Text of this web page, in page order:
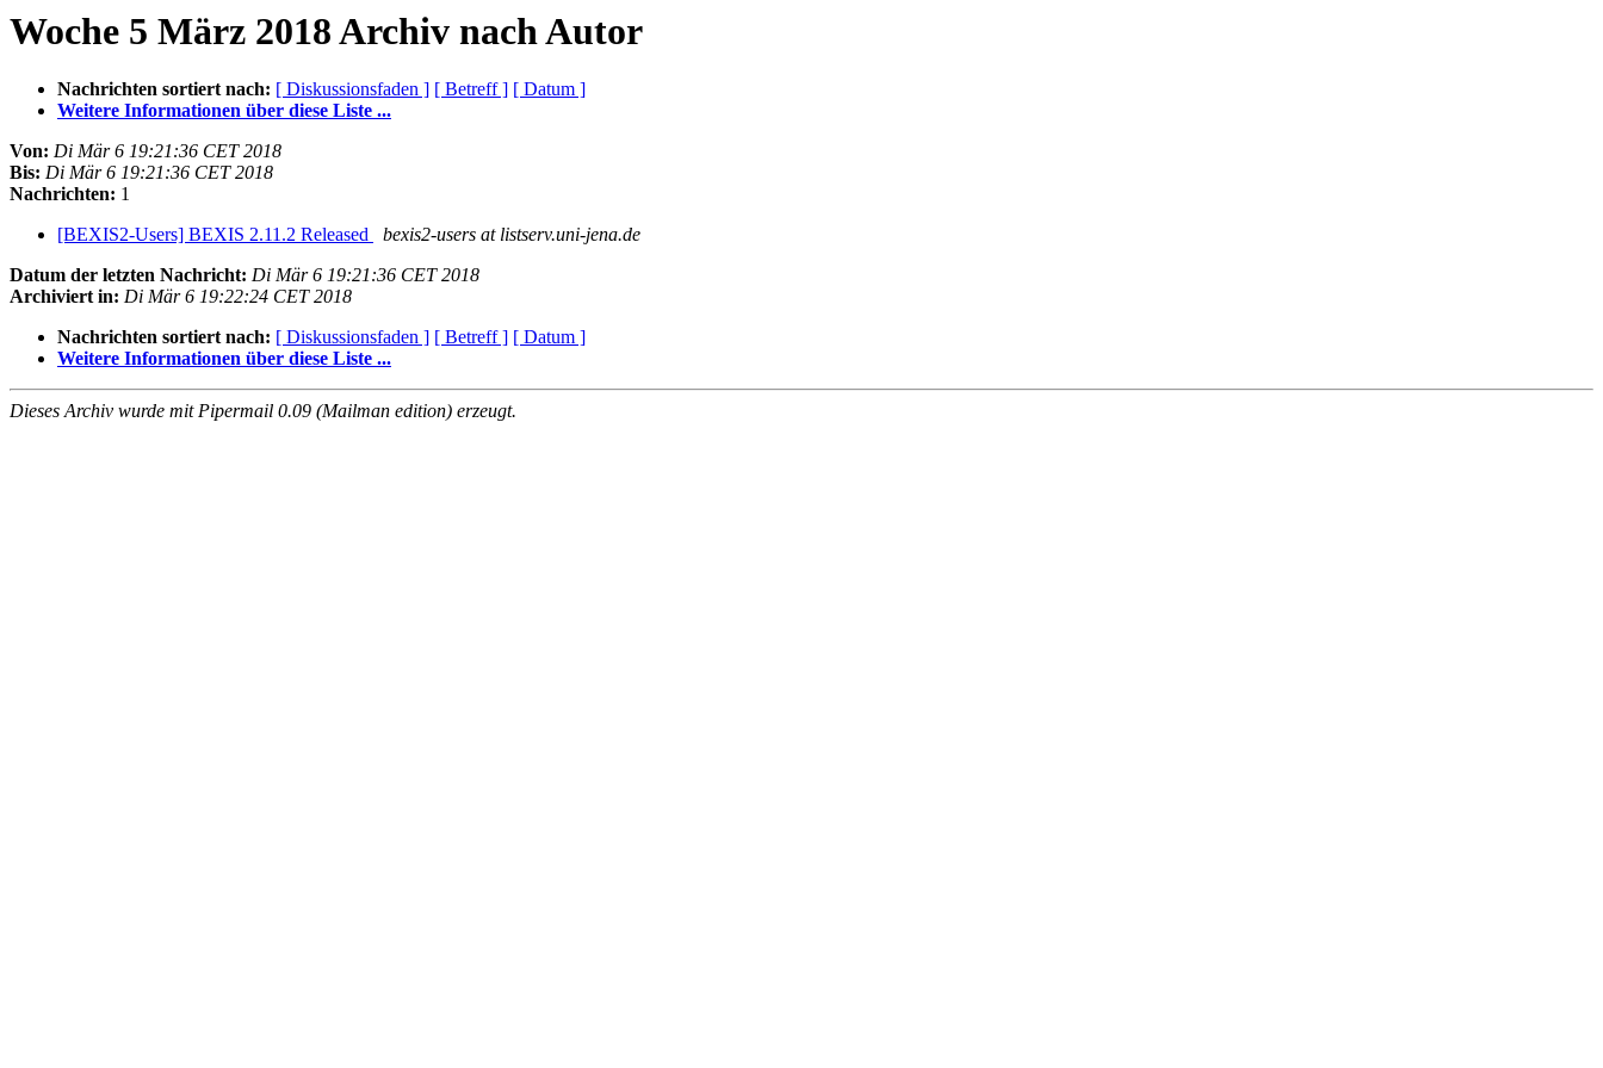
Woche 5 März 2018 Archiv nach Autor
Nachrichten sortiert nach: [ Diskussionsfaden ] [ Betreff ] [ Datum ]
Weitere Informationen über diese Liste ...
Von: Di Mär 6 19:21:36 CET 2018
Bis: Di Mär 6 19:21:36 CET 2018
Nachrichten: 1
[BEXIS2-Users] BEXIS 2.11.2 Released
bexis2-users at listserv.uni-jena.de
Datum der letzten Nachricht: Di Mär 6 19:21:36 CET 2018
Archiviert in: Di Mär 6 19:22:24 CET 2018
Nachrichten sortiert nach: [ Diskussionsfaden ] [ Betreff ] [ Datum ]
Weitere Informationen über diese Liste ...
Dieses Archiv wurde mit Pipermail 0.09 (Mailman edition) erzeugt.